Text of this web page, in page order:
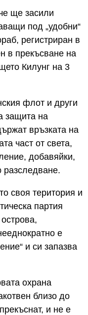
ще засили
под „удобни“
регистриран в
в прекъсване на
Килунг на 3
флот и други
защита на
връзката на
част от света,
добавяйки,
разследване.
своя територия и
партия
е
и си запазва
охрана
близо до
и не е